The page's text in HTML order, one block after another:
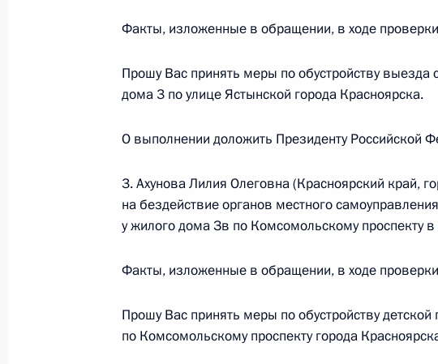
в Москве 27 февраля 2014 года
работы в Свердловской области мобильной
30 июня 2014 года, 21:57
Сочи Краснодарского края мобильной
Факты, изложенные в обращении, в ходе
Прошу Вас принять меры по обустройству выезда
дома 3 по улице Ястынской города Красноярска.
О выполнении доложить Президенту Российской
3. Ахунова Лилия Олеговна (Красноярский край,
на бездействие органов местного
у жилого дома Зв по Комсомольскому проспекту
Факты, изложенные в обращении, в ходе
Прошу Вас принять меры по обустройству
по Комсомольскому проспекту города